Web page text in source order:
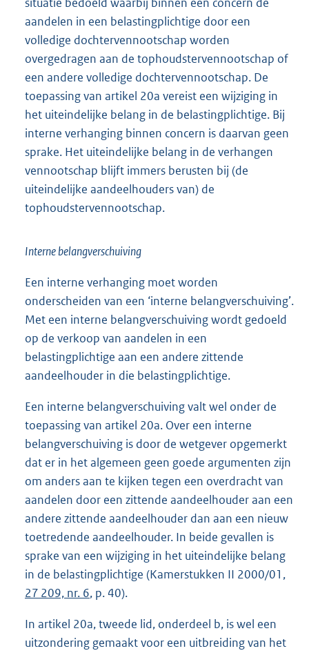
aandelen in een belastingplichtige door een
volledige dochtervennootschap worden
overgedragen aan de tophoudstervennootschap of
een andere volledige dochtervennootschap. De
toepassing van artikel 20a vereist een wijziging in
het uiteindelijke belang in de belastingplichtige. Bij
interne verhanging binnen concern is daarvan geen
sprake. Het uiteindelijke belang in de verhangen
vennootschap blijft immers berusten bij (de
uiteindelijke aandeelhouders van) de
tophoudstervennootschap.
Interne belangverschuiving
Een interne verhanging moet worden
onderscheiden van een ‘interne belangverschuiving’.
Met een interne belangverschuiving wordt gedoeld
op de verkoop van aandelen in een
belastingplichtige aan een andere zittende
aandeelhouder in die belastingplichtige.
Een interne belangverschuiving valt wel onder de
toepassing van artikel 20a. Over een interne
belangverschuiving is door de wetgever opgemerkt
dat er in het algemeen geen goede argumenten zijn
om anders aan te kijken tegen een overdracht van
aandelen door een zittende aandeelhouder aan een
andere zittende aandeelhouder dan aan een nieuw
toetredende aandeelhouder. In beide gevallen is
sprake van een wijziging in het uiteindelijke belang
in de belastingplichtige (Kamerstukken II 2000/01,
27 209, nr. 6, p. 40).
In artikel 20a, tweede lid, onderdeel b, is wel een
uitzondering gemaakt voor een uitbreiding van het